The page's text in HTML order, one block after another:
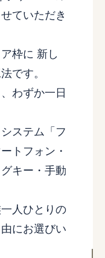
ていただき
枠に 新し
です。
わずか一日
ステム「フ
トフォン・
キー・手動
人ひとりの
にお選びい